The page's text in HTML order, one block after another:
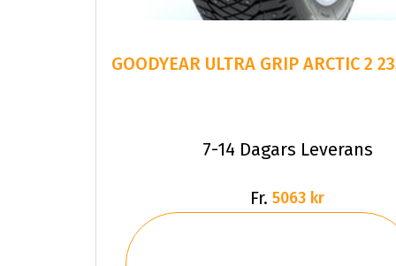
GOODYEAR ULTRA GRIP ARCTIC 2
7-14 Dagars Leverans
Fr. 5063 kr